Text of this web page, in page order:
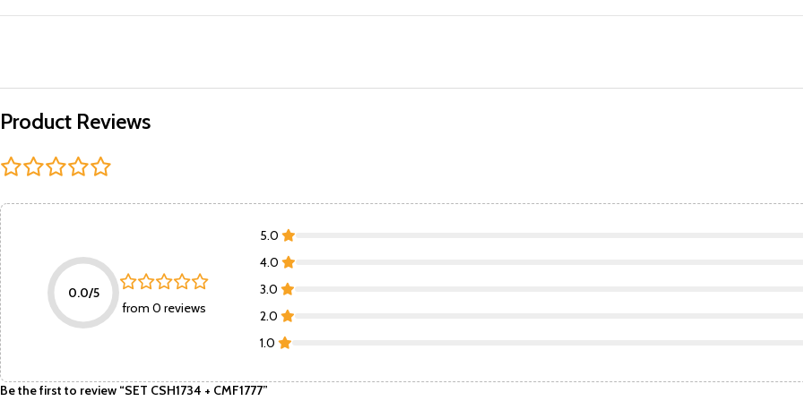
Product Reviews
0.0/5
from 0 reviews
5.0
4.0
3.0
2.0
1.0
Be the first to review “SET CSH1734 + CMF1777”